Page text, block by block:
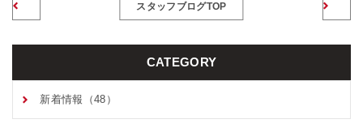
スタッフブログTOP
CATEGORY
新着情報（48）